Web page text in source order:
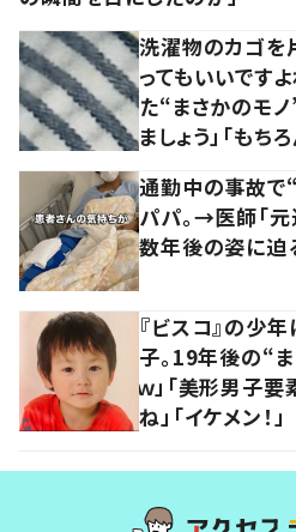
洗濯物のカゴを
ってもいいです
た“まさかのモ
ましょう」「もちろ
通勤中の事故で
パパ。→医師「
数年後の姿に迫
『ビスコ』の少
子。19年後の“
ｗ」「美形男子
ね」「イケメン！」